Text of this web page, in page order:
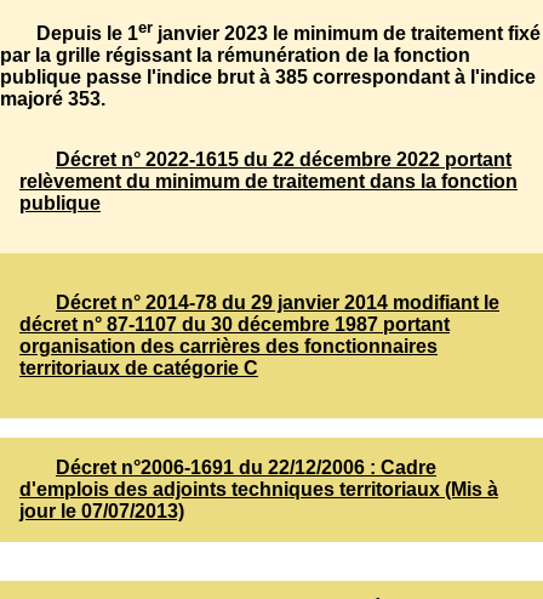
Depuis le 1er janvier 2023 le minimum de traitement fixé
par la grille régissant la rémunération de la fonction
publique passe l'indice brut à 385 correspondant à l'indice
majoré 353.
Décret n° 2022-1615 du 22 décembre 2022 portant
relèvement du minimum de traitement dans la fonction
publique
Décret n° 2014-78 du 29 janvier 2014 modifiant le
décret n° 87-1107 du 30 décembre 1987 portant
organisation des carrières des fonctionnaires
territoriaux de catégorie C
Décret n°2006-1691 du 22/12/2006 : Cadre
d'emplois des adjoints techniques territoriaux (Mis à
jour le 07/07/2013)